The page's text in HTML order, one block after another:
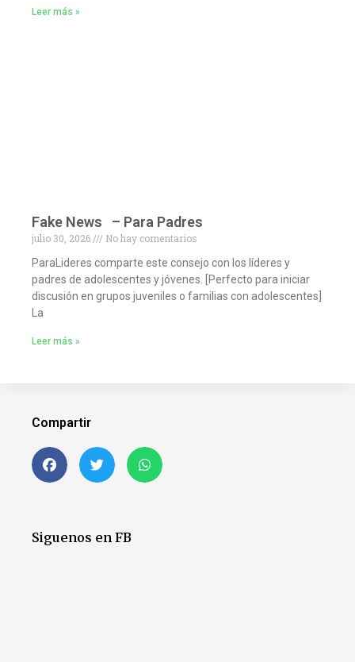
Leer más »
Fake News – Para Padres
julio 30, 2026
No hay comentarios
ParaLideres comparte este consejo con los líderes y
padres de adolescentes y jóvenes. [Perfecto para iniciar
discusión en grupos juveniles o familias con adolescentes]
La
Leer más »
Compartir
Siguenos en FB